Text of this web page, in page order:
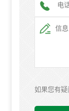
电
如果您有疑